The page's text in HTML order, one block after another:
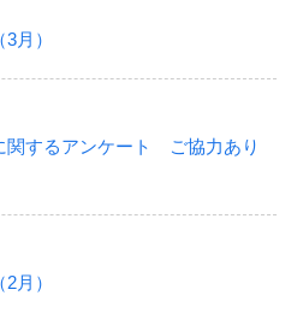
月）
関するアンケート ご協力あり
月）